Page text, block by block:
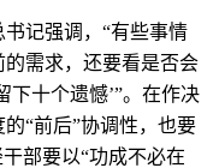
记强调，“有些事情
需求，还要看是否会
下十个遗憾’”。在作决
“前后”协调性，也要
部要以“功成不必在